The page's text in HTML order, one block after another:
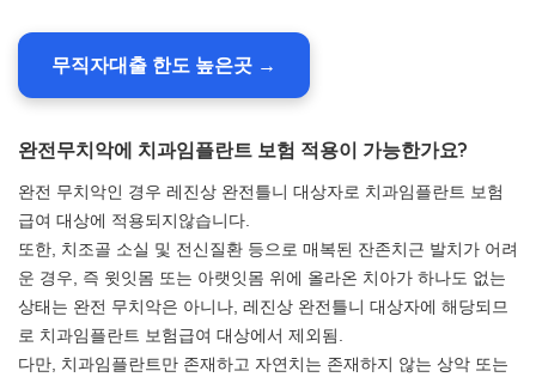
무직자대출 한도 높은곳 →
완전무치악에 치과임플란트 보험 적용이 가능한가요?
완전 무치악인 경우 레진상 완전틀니 대상자로 치과임플란트 보험
급여 대상에 적용되지않습니다.
또한, 치조골 소실 및 전신질환 등으로 매복된 잔존치근 발치가 어려
운 경우, 즉 윗잇몸 또는 아랫잇몸 위에 올라온 치아가 하나도 없는
상태는 완전 무치악은 아니나, 레진상 완전틀니 대상자에 해당되므
로 치과임플란트 보험급여 대상에서 제외됨.
다만, 치과임플란트만 존재하고 자연치는 존재하지 않는 상악 또는